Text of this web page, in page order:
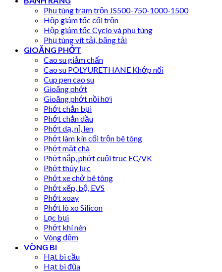
Phụ tùng trạm trộn JS500-750-1000-1500
Hộp giảm tốc cối trộn
Hộp giảm tốc Cyclo và phụ tùng
Phụ tùng vít tải, băng tải
GIOĂNG PHỚT
Cao su giảm chấn
Cao su POLYURETHANE Khớp nối
Cup pen cao su
Gioăng phớt
Gioăng phớt nồi hơi
Phớt chắn bụi
Phớt chắn dầu
Phớt dạ, nỉ, len
Phớt làm kín cối trộn bê tông
Phớt mặt chà
Phớt nắp, phớt cuối trục EC/VK
Phớt thủy lực
Phớt xe chở bê tông
Phớt xếp, bộ, EVS
Phớt xoay
Phớt lò xo Silicon
Lọc bụi
Phớt khí nén
Vòng đệm
VÒNG BI
Hạt bi cầu
Hạt bi đũa